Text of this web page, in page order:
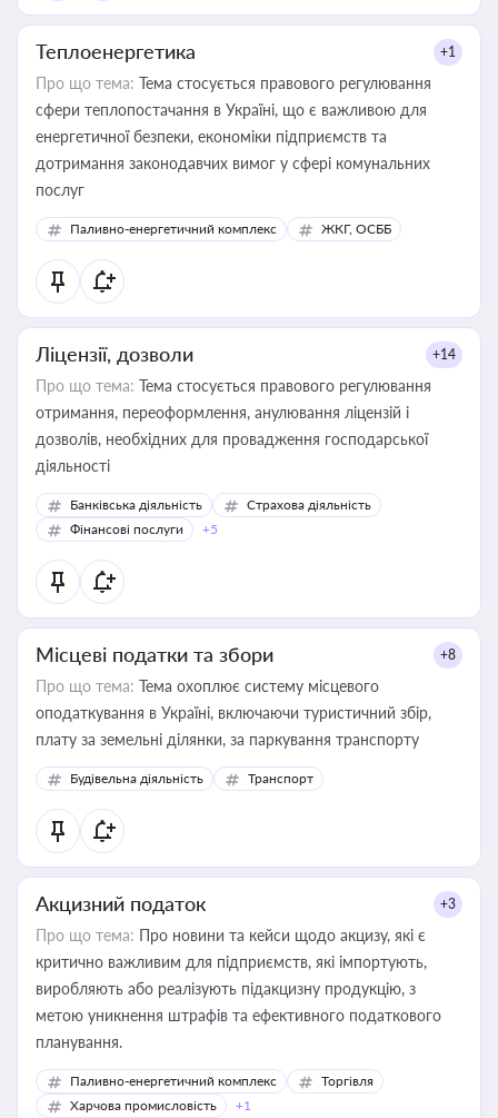
Теплоенергетика +1
Про що тема: Тема стосується правового регулювання
сфери теплопостачання в Україні, що є важливою для
енергетичної безпеки, економіки підприємств та
дотримання законодавчих вимог у сфері комунальних
послуг
Паливно-енергетичний комплекс ЖКГ, ОСББ
Ліцензії, дозволи +14
Про що тема: Тема стосується правового регулювання
отримання, переоформлення, анулювання ліцензій і
дозволів, необхідних для провадження господарської
діяльності
Банківська діяльність
Страхова діяльність
Фінансові послуги
+5
Місцеві податки та збори +8
Про що тема: Тема охоплює систему місцевого
оподаткування в Україні, включаючи туристичний збір,
плату за земельні ділянки, за паркування транспорту
Будівельна діяльність Транспорт
Акцизний податок +3
Про що тема: Про новини та кейси щодо акцизу, які є
критично важливим для підприємств, які імпортують,
виробляють або реалізують підакцизну продукцію, з
метою уникнення штрафів та ефективного податкового
планування.
Паливно-енергетичний комплекс
Торгівля
Харчова промисловість
+1